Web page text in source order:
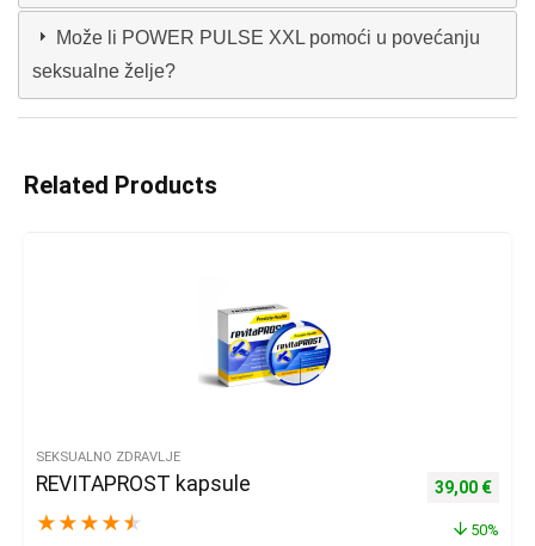
Može li POWER PULSE XXL pomoći u povećanju
seksualne želje?
Related Products
SEKSUALNO ZDRAVLJE
REVITAPROST kapsule
★ ★ ★ ★ ★
Izvorna
39,00 €
50%